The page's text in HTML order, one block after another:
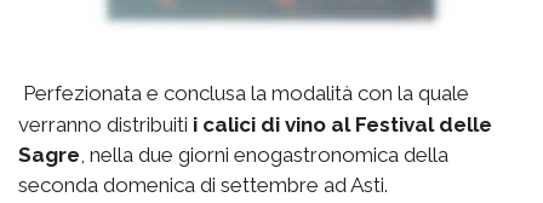
Perfezionata e conclusa la modalità con la quale
verranno distribuiti i calici di vino al Festival delle
Sagre, nella due giorni enogastronomica della
seconda domenica di settembre ad Asti.